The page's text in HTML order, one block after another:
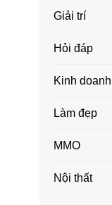
Giải trí
Hỏi đáp
Kinh doanh
Làm đẹp
MMO
Nội thất